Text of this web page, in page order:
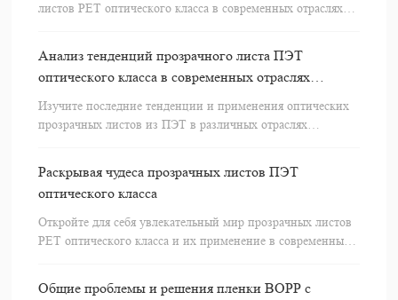
листов PET оптического класса в современных отраслях
Анализ тенденций прозрачного листа ПЭТ
оптического класса в современных отраслях
промышленности
Изучите последние тенденции и применения оптических
прозрачных листов из ПЭТ в различных отраслях
Раскрывая чудеса прозрачных листов ПЭТ
оптического класса
Откройте для себя увлекательный мир прозрачных листов
PET оптического класса и их применение в современных
Общие проблемы и решения пленки BOPP с